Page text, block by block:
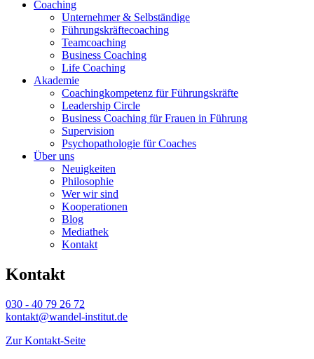
Coaching
Unternehmer & Selbständige
Führungskräfte­coaching
Teamcoaching
Business Coaching
Life Coaching
Akademie
Coaching­kompetenz für Führungs­kräfte
Leadership Circle
Business Coaching für Frauen in Führung
Supervision
Psychopathologie für Coaches
Über uns
Neuigkeiten
Philosophie
Wer wir sind
Kooperationen
Blog
Mediathek
Kontakt
Kontakt
030 - 40 79 26 72
kontakt@wandel-institut.de
Zur Kontakt-Seite